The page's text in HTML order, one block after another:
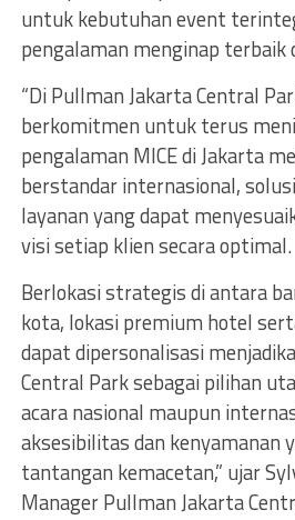
untuk kebutuhan event
pengalaman menginap terbaik
“Di Pullman Jakarta Central
berkomitmen untuk terus
pengalaman MICE di Jakarta
berstandar internasional,
layanan yang dapat
visi setiap klien secara optimal.
Berlokasi strategis di antara
kota, lokasi premium hotel
dapat dipersonalisasi
Central Park sebagai pilihan
acara nasional maupun
aksesibilitas dan kenyamanan
tantangan kemacetan,” ujar
Manager Pullman Jakarta